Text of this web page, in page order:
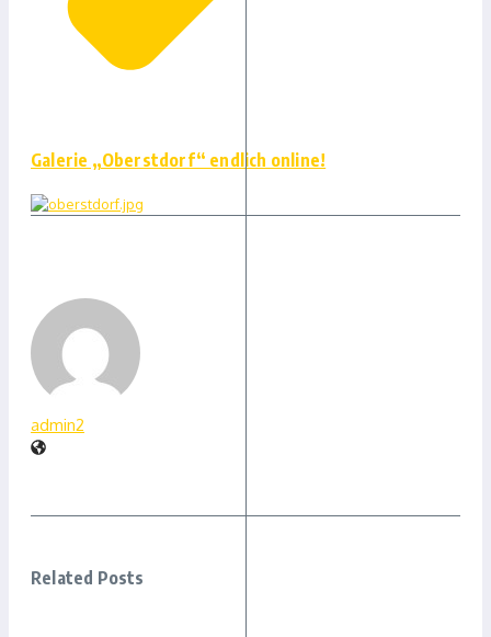
Galerie „Oberstdorf“ endlich online!
admin2
Related Posts